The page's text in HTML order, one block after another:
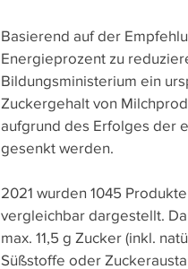
Basierend auf der
Energieprozent zu
Bildungsministerium ein
Zuckergehalt von
aufgrund des Erfolges der
gesenkt werden.
2021 wurden 1045
vergleichbar dargestellt.
max. 11,5 g Zucker (inkl.
Süßstoffe oder